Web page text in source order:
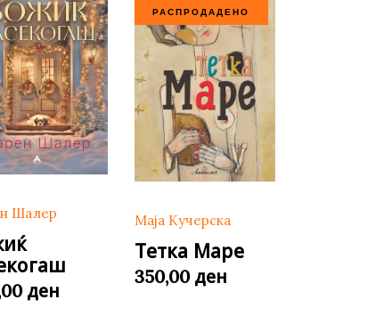
Шалер
ден
РАСПРОДАДЕНО
Маја Кучерска
Тетка Маре
350,00 ден